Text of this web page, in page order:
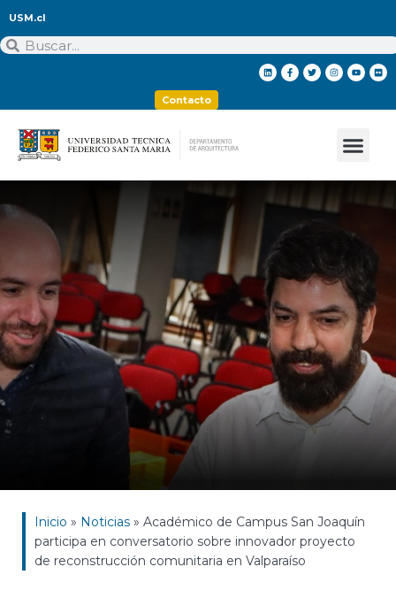
USM.cl
Contacto
Inicio » Noticias » Académico de Campus San Joaquín
participa en conversatorio sobre innovador proyecto
de reconstrucción comunitaria en Valparaíso